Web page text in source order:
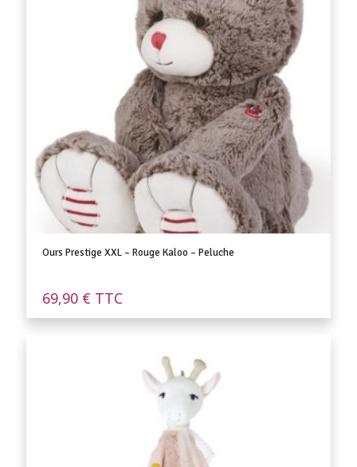
Ours Prestige XXL – Rouge Kaloo – Peluche
69,90 € TTC